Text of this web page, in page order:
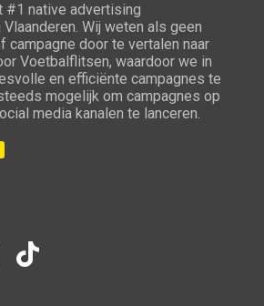
native advertising
Wij weten als geen
campagne door te vertalen naar
Voetbalflitsen, waardoor we in
en efficiënte campagnes te
mogelijk om campagnes op
media kanalen te lanceren.